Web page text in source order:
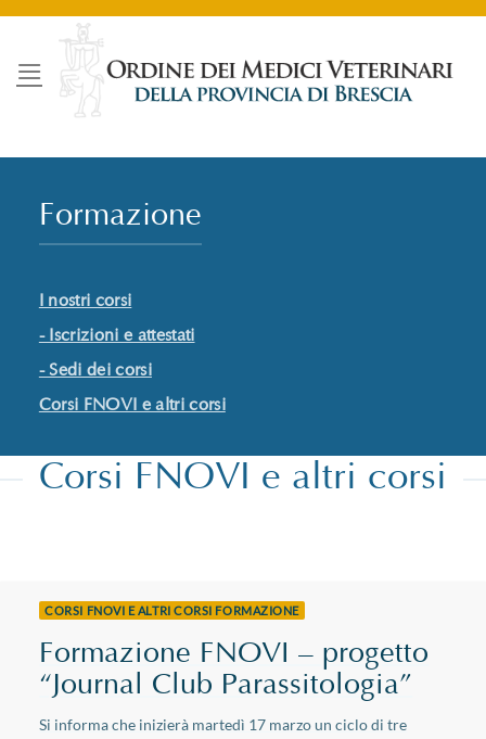
Salta
contenuti
Formazione
I nostri corsi
- Iscrizioni e attestati
- Sedi dei corsi
Corsi FNOVI e altri corsi
Corsi FNOVI e altri corsi
CORSI FNOVI E ALTRI CORSI FORMAZIONE
Formazione FNOVI – progetto
“Journal Club Parassitologia”
Si informa che inizierà martedì 17 marzo un ciclo di tre